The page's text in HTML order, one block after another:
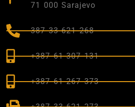
71 000 Sarajevo
387 33 621 268
+387 61 307 131
+387 61 267 373